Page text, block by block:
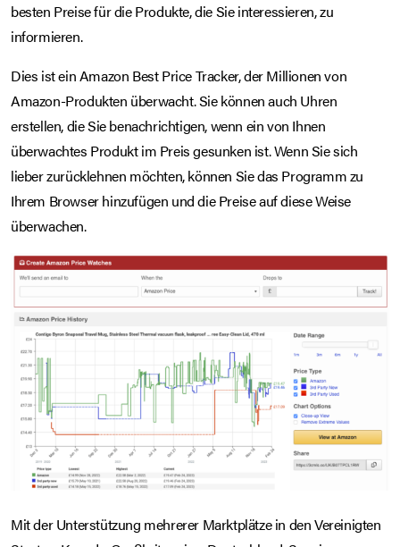
besten Preise für die Produkte, die Sie interessieren, zu
informieren.
Dies ist ein Amazon Best Price Tracker, der Millionen von
Amazon-Produkten überwacht. Sie können auch Uhren
erstellen, die Sie benachrichtigen, wenn ein von Ihnen
überwachtes Produkt im Preis gesunken ist. Wenn Sie sich
lieber zurücklehnen möchten, können Sie das Programm zu
Ihrem Browser hinzufügen und die Preise auf diese Weise
überwachen.
Mit der Unterstützung mehrerer Marktplätze in den Vereinigten